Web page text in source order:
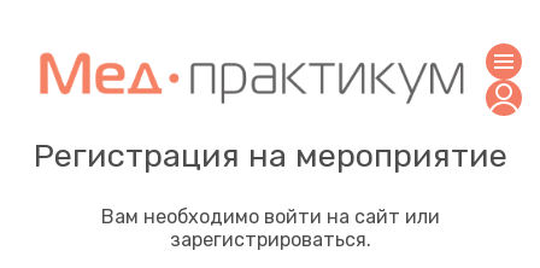
Регистрация на мероприятие
Вам необходимо войти на сайт или
зарегистрироваться.